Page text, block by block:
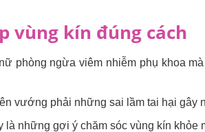
vùng kín đúng cách
phòng ngừa viêm nhiễm phụ khoa
vướng phải những sai lầm tai hại gây
những gợi ý chăm sóc vùng kín khỏe